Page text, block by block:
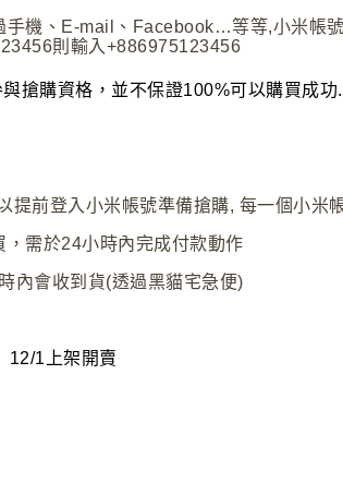
手機、E-mail、Facebook…等等,小米帳
則輸入+886975123456
搶購資格，並不保證100%可以購買成功.
提前登入小米帳號準備搶購, 每一個小米
，需於24小時內完成付款動作
內會收到貨(透過黑貓宅急便)
12/1上架開賣